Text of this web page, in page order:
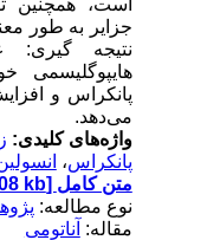
نتیجه گیری:
هایپوگلیسمی
پانکراس و
می‌دهد.
واژه‌های کلیدی:
پانکراس،انسولین
متن کامل[PDF 308 kb]
نوع مطالعه:
مقاله:آناتومی